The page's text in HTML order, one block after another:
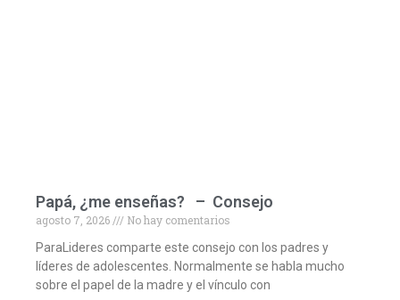
Papá, ¿me enseñas? – Consejo
agosto 7, 2026
No hay comentarios
ParaLideres comparte este consejo con los padres y
líderes de adolescentes. Normalmente se habla mucho
sobre el papel de la madre y el vínculo con